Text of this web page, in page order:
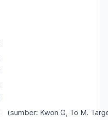
(sumber: Kwon G, To M.